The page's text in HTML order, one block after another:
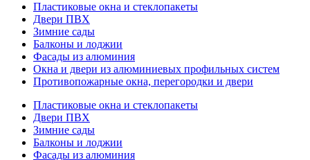
Пластиковые окна и стеклопакеты
Двери ПВХ
Зимние сады
Балконы и лоджии
Фасады из алюминия
Окна и двери из алюминиевых профильных систем
Противопожарные окна, перегородки и двери
Пластиковые окна и стеклопакеты
Двери ПВХ
Зимние сады
Балконы и лоджии
Фасады из алюминия